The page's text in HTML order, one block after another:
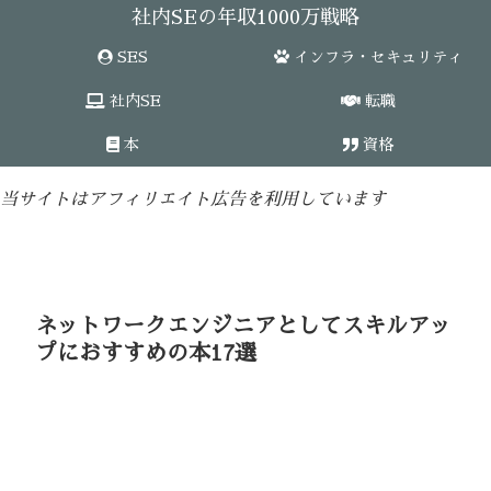
社内SEの年収1000万戦略
SES インフラ・セキュリティ
社内SE 転職
本 資格
当サイトはアフィリエイト広告を利用しています
ネットワークエンジニアとしてスキルアッ
プにおすすめの本17選